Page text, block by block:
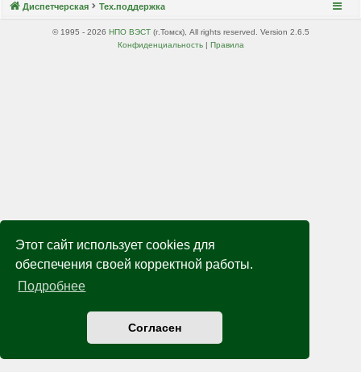
Этот сайт использует cookies для
обеспечения своей корректной работы.
Подробнее
Согласен
Диспетчерская Тех.поддержка
© 1995 - 2026 НПО ВЭСТ(г.Томск), All rights reserved. Version 2.6.5
Конфиденциальность| Правила